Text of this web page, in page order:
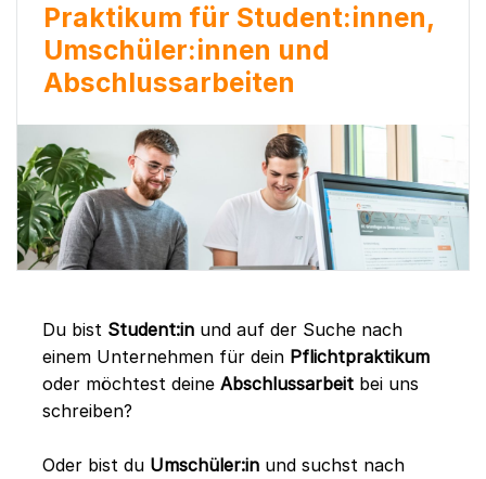
Praktikum für Student:innen,
Umschüler:innen und
Abschlussarbeiten
Du bist Student:in und auf der Suche nach
einem Unternehmen für dein Pflichtpraktikum
oder möchtest deine Abschlussarbeit bei uns
schreiben?
Oder bist du Umschüler:in und suchst nach